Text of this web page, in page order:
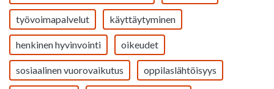
työvoimapalvelut käyttäytyminen
henkinen hyvinvointi oikeudet
sosiaalinen vuorovaikutus oppilaslähtöisyys